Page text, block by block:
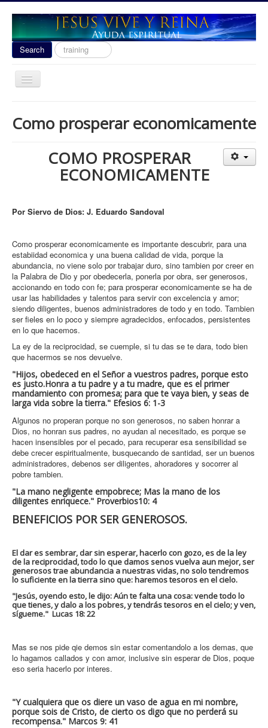
Search
Search
...
Toggle
Las señales del fin 2020
Escuela de Guerra
Youtube
Contact
Como prosperar economicamente
COMO PROSPERAR
ECONOMICAMENTE
Por Siervo de Dios: J. Eduardo Sandoval
Como prosperar economicamente es importante descubrir, para una
estabiidad economica y una buena calidad de vida, porque la
abundancia, no viene solo por trabajar duro, sino tambien por creer en
la Palabra de Dio y por obedecerla, ponerla por obra, ser generosos,
accionando en todo con fe; para prosperar economicamente se ha de
usar las habilidades y talentos para servir con excelencia y amor;
siendo diligentes, buenos administradores de todo y en todo. Tambien
ser fieles en lo poco y siempre agradecidos, enfocados, persistentes
en lo que hacemos.
La ey de la reciprocidad, se cuemple, si tu das se te dara, todo bien
que hacermos se nos devuelve.
"Hijos, obedeced en el Señor a vuestros padres, porque esto
es justo.Honra a tu padre y a tu madre, que es el primer
mandamiento con promesa; para que te vaya bien, y seas de
larga vida sobre la tierra." Efesios 6: 1-3
Algunos no properan porque no son generosos, no saben honrar a
Dios, no honran sus padres, no ayudan al necesitado, es porque se
hacen insensibles por el pecado, para recuperar esa sensibilidad se
debe crecer espiritualmente, busquecando de santidad, ser un buenos
administradores, debenos ser diligentes, ahoradores y socorrer al
pobre tambien.
"La mano negligente empobrece; Mas la mano de los
diligentes enriquece." Proverbios10: 4
BENEFICIOS POR SER GENEROSOS.
El dar es sembrar, dar sin esperar, hacerlo con gozo, es de la ley
de la reciprocidad, todo lo que damos senos vuelva aun mejor, ser
generosos trae abundancia a nuestras vidas, no solo tendremos
lo suficiente en la tierra sino que: haremos tesoros en el cielo.
"Jesús, oyendo esto, le dijo: Aún te falta una cosa: vende todo lo
que tienes, y dalo a los pobres, y tendrás tesoros en el cielo; y ven,
sígueme." Lucas 18: 22
Mas se nos pide qie demos sin estar comentandolo a los demas, que
lo hagamos callados y con amor, inclusive sin esperar de Dios, poque
eso seria hacerlo por interes.
"Y cualquiera que os diere un vaso de agua en mi nombre,
porque sois de Cristo, de cierto os digo que no perderá su
recompensa." Marcos 9: 41